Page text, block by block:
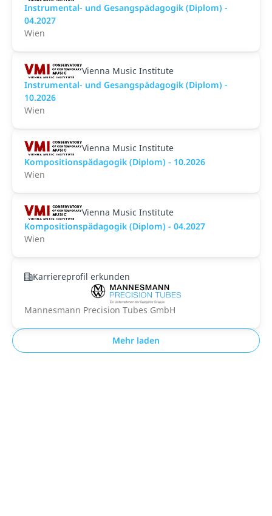
Instrumental- und Gesangspädagogik (Diplom) -
04.2027
Wien
Vienna Music Institute
Instrumental- und Gesangspädagogik (Diplom) -
10.2026
Wien
Vienna Music Institute
Kompositionspädagogik (Diplom) - 10.2026
Wien
Vienna Music Institute
Kompositionspädagogik (Diplom) - 04.2027
Wien
Karriereprofil erkunden
Mannesmann Precision Tubes GmbH
Mehr laden